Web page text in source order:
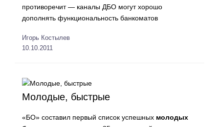
противоречит — каналы ДБО могут хорошо
дополнять функциональность банкоматов
Игорь Костылев
10.10.2011
Молодые, быстрые
«БО» составил первый список успешных молодых